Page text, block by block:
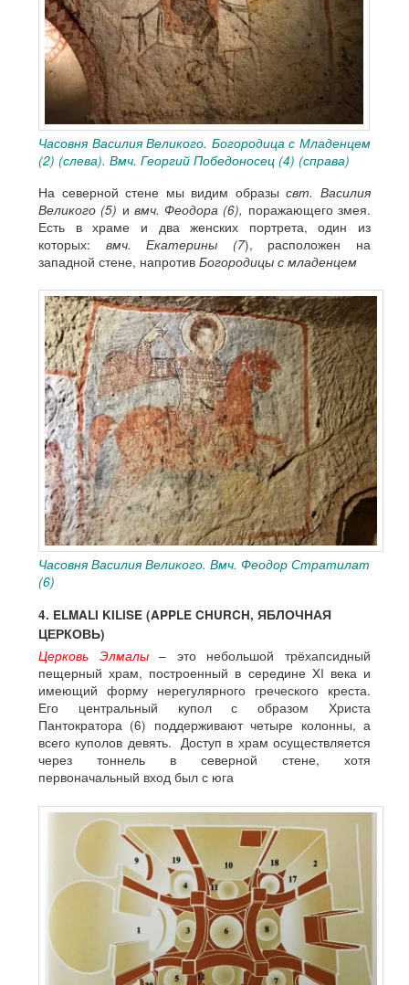
Часовня Василия Великого. Богородица с Младенцем
(2) (слева). Вмч. Георгий Победоносец (4) (справа)
На северной стене мы видим образысвт. Василия
Великого (5) и вмч. Феодора (6), поражающего змея.
Есть в храме и два женских портрета, один из
которых: вмч. Екатерины (7), расположен на
западной стене, напротивБогородицы с младенцем
Часовня Василия Великого. Вмч. Феодор Стратилат
(6)
4. ELMALI KILISE (APPLE CHURCH, ЯБЛОЧНАЯ
ЦЕРКОВЬ)
Церковь Элмалы– это небольшой трёхапсидный
пещерный храм, построенный в середине XI века и
имеющий форму нерегулярного греческого креста.
Его центральный купол с образом Христа
Пантократора (6) поддерживают четыре колонны, а
всего куполов девять. Доступ в храм осуществляется
через тоннель в северной стене, хотя
первоначальный вход был с юга